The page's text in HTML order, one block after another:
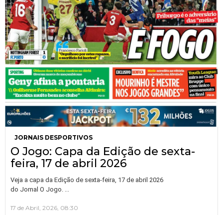
JORNAIS DESPORTIVOS
O Jogo: Capa da Edição de sexta-
feira, 17 de abril 2026
Veja a capa da Edição de sexta-feira, 17 de abril 2026
do Jornal O Jogo.
17 de Abril, 2026, 08:30